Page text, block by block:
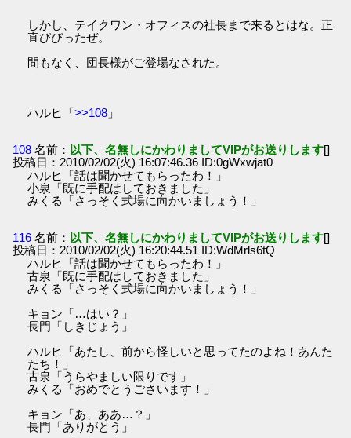
しかし、テイクワン・オフィスの社長まで来るとはな。正
直びびったぜ。
間もなく、団長様がご登場なされた。
ハルヒ「>>108 」
108 名前： 以下、名無しにかわりましてVIPがお送りします[]
投稿日：2010/02/02(火) 16:07:46.36 ID:0gWxwjat0
ハルヒ「話は聞かせてもらったわ！」
小泉「既に手配はしておきました」
みくる「さっそく式場に向かいましょう！」
116 名前： 以下、名無しにかわりましてVIPがお送りします[]
投稿日：2010/02/02(火) 16:20:44.51 ID:WdMrls6tQ
ハルヒ「話は聞かせてもらったわ！」
古泉「既に手配はしておきました」
みくる「さっそく式場に向かいましょう！」
キョン「…はい？」
長門「しきじょう」
ハルヒ「あたし、前から怪しいと思ってたのよね！あんた
たち！」
古泉「うらやましい限りです」
みくる「おめでとうごさいます！」
キョン「あ、ああ…？」
長門「ありがとう」